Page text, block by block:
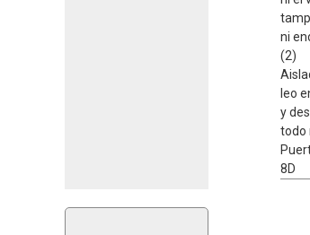
ni
(2)
leo
y
todo
8D